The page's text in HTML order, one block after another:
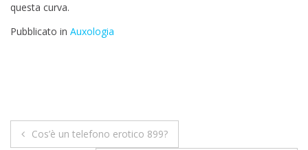
questa curva.
Pubblicato in Auxologia
Navigazione
Cos’è un telefono erotico 899?